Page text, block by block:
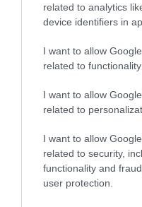
related to analytics
device identifiers in
I want to allow
related to
I want to allow
related to
I want to allow
related to security,
functionality and
user protection.
06.08.2026 | 14:02
«Επιχείρηση
Αθήνα:
αντικείμενα από